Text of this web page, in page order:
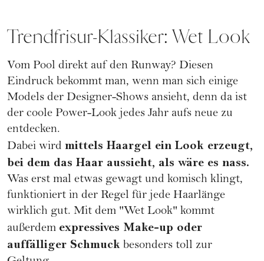
Trendfrisur-Klassiker: Wet Look
Vom Pool direkt auf den Runway? Diesen
Eindruck bekommt man, wenn man sich einige
Models der Designer-Shows ansieht, denn da ist
der coole Power-Look jedes Jahr aufs neue zu
entdecken.
Dabei wird mittels Haargel ein Look erzeugt,
bei dem das Haar aussieht, als wäre es nass.
Was erst mal etwas gewagt und komisch klingt,
funktioniert in der Regel für jede Haarlänge
wirklich gut. Mit dem "Wet Look" kommt
außerdem expressives Make-up oder
auffälliger Schmuck besonders toll zur